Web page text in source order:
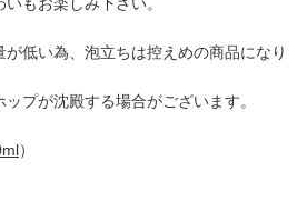
低い為、泡立ちは控えめの商品になり
プが沈殿する場合がございます。
）